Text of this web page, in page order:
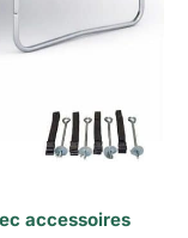
accessoires